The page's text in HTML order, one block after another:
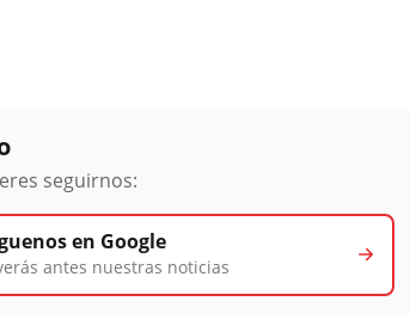
seguirnos:
en Google
antes nuestras noticias